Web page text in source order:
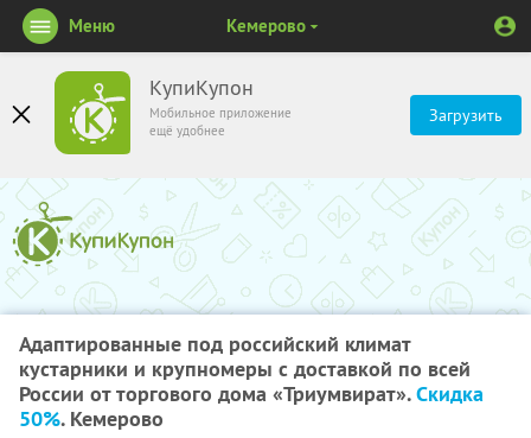
КупиКупон
Мобильное приложение
ещё удобнее
Загрузить
Меню Кемерово
Адаптированные под российский климат
кустарники и крупномеры с доставкой по всей
России от торгового дома «Триумвират».Скидка
50%. Кемерово